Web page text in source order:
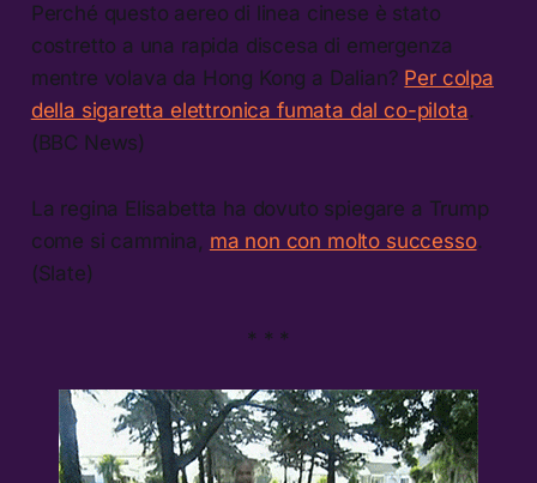
Perché questo aereo di linea cinese è stato
costretto a una rapida discesa di emergenza
mentre volava da Hong Kong a Dalian? Per colpa
della sigaretta elettronica fumata dal co-pilota.
(BBC News)
La regina Elisabetta ha dovuto spiegare a Trump
come si cammina, ma non con molto successo.
(Slate)
* * *